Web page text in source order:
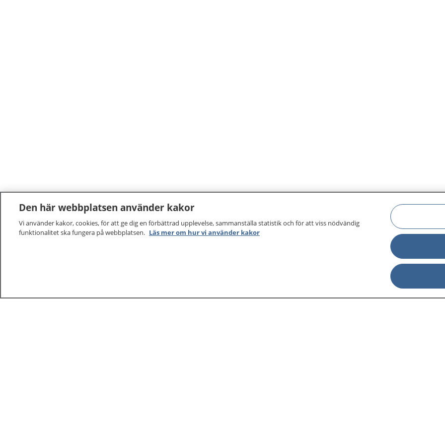
Den här webbplatsen använder kakor
Vi använder kakor, cookies, för att ge dig en förbättrad upplevelse, sammanställa statistik och för att viss nödvändig
funktionalitet ska fungera på webbplatsen. Läs mer om hur vi använder kakor